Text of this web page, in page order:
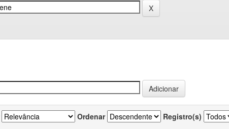
Ordenar Registro(s)